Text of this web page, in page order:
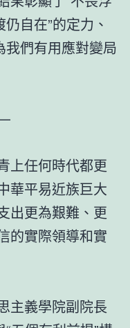
自在”的定力、
我們有用應對變局
上任何時代都更
華平易近族巨大
出更為艱難、更
的實際領導和實
主義學院副院長